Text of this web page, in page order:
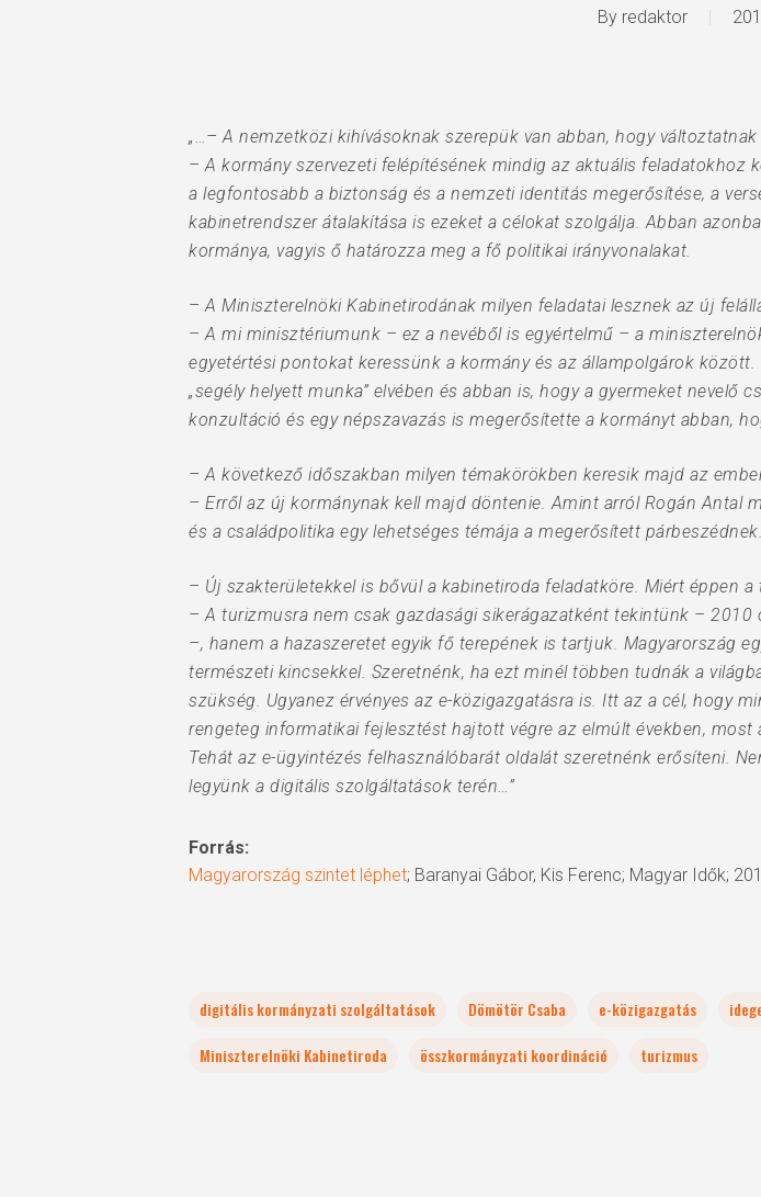
By redaktor
„…– A nemzetközi kihívásoknak szerepük van abban, hogy
– A kormány szervezeti felépítésének mindig az aktuális
a legfontosabb a biztonság és a nemzeti identitás megerősítése, a
kabinetrendszer átalakítása is ezeket a célokat szolgálja. Abban
kormánya, vagyis ő határozza meg a fő politikai irányvonalakat.
– A Miniszterelnöki Kabinetirodának milyen feladatai lesznek az új
– A mi minisztériumunk – ez a nevéből is egyértelmű – a
egyetértési pontokat keressünk a kormány és az állampolgárok
„segély helyett munka” elvében és abban is, hogy a gyermeket
konzultáció és egy népszavazás is megerősítette a kormányt abban,
– A következő időszakban milyen témakörökben keresik majd az
– Erről az új kormánynak kell majd döntenie. Amint arról Rogán Antal
és a családpolitika egy lehetséges témája a megerősített párbeszédnek.
– Új szakterületekkel is bővül a kabinetiroda feladatköre. Miért éppen
– A turizmusra nem csak gazdasági sikerágazatként tekintünk –
–, hanem a hazaszeretet egyik fő terepének is tartjuk. Magyarország
természeti kincsekkel. Szeretnénk, ha ezt minél többen tudnák a
szükség. Ugyanez érvényes az e-közigazgatásra is. Itt az a cél, hogy
rengeteg informatikai fejlesztést hajtott végre az elmúlt években,
Tehát az e-ügyintézés felhasználóbarát oldalát szeretnénk erősíteni.
legyünk a digitális szolgáltatások terén…”
Forrás:
Magyarország szintet léphet; Baranyai Gábor, Kis Ferenc; Magyar Idők;
digitális kormányzati szolgáltatások Dömötör Csaba e-közigazgatás
Miniszterelnöki Kabinetiroda
összkormányzati koordináció turizmus